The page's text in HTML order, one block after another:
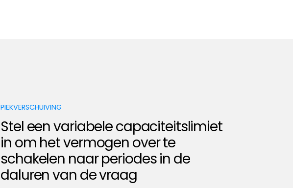
PIEKVERSCHUIVING
Stel een variabele capaciteitslimiet
in om het vermogen over te
schakelen naar periodes in de
daluren van de vraag